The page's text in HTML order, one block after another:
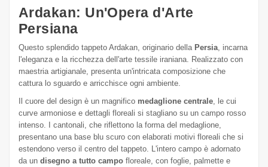
Ardakan: Un'Opera d'Arte
Persiana
Questo splendido tappeto Ardakan, originario della Persia , incarna
l'eleganza e la ricchezza dell'arte tessile iraniana. Realizzato con
maestria artigianale, presenta un'intricata composizione che
cattura lo sguardo e arricchisce ogni ambiente.
Il cuore del design è un magnifico medaglione centrale , le cui
curve armoniose e dettagli floreali si stagliano su un campo rosso
intenso. I cantonali, che riflettono la forma del medaglione,
presentano una base blu scuro con elaborati motivi floreali che si
estendono verso il centro del tappeto. L'intero campo è adornato
da un disegno a tutto campo floreale, con foglie, palmette e